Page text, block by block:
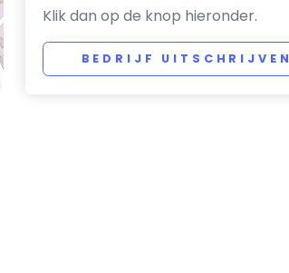
Klik dan op de knop hieronder.
BEDRIJF UITSCHRIJVEN